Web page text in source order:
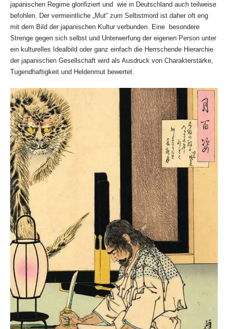
japanischen Regime glorifiziert und wie in Deutschland auch teilweise
befohlen. Der vermeintliche „Mut“ zum Selbstmord ist daher oft eng
mit dem Bild der japanischen Kultur verbunden. Eine besondere
Strenge gegen sich selbst und Unterwerfung der eigenen Person unter
ein kulturelles Idealbild oder ganz einfach die Herrschende Hierarchie
der japanischen Gesellschaft wird als Ausdruck von Charakterstärke,
Tugendhaftigkeit und Heldenmut bewertet.